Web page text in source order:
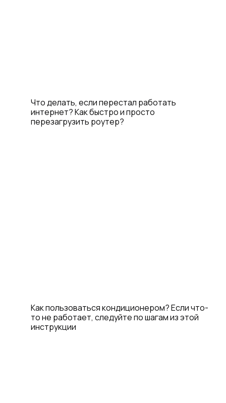
Что делать, если перестал работать
интернет? Как быстро и просто
перезагрузить роутер?
Как пользоваться кондиционером? Если что-
то не работает, следуйте по шагам из этой
инструкции